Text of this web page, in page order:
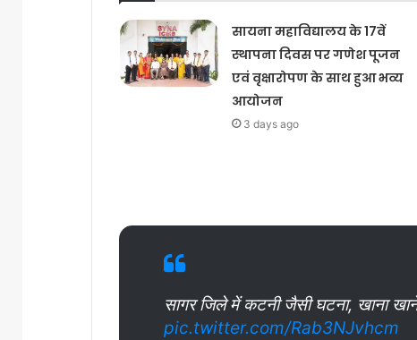
सायना महाविद्यालय के 17वें
स्थापना दिवस पर गणेश पूजन
एवं वृक्षारोपण के साथ हुआ भव्य
आयोजन
3 days ago
सागर जिले में कटनी जैसी घटना, खाना
pic.twitter.com/Rab3NJvhcm